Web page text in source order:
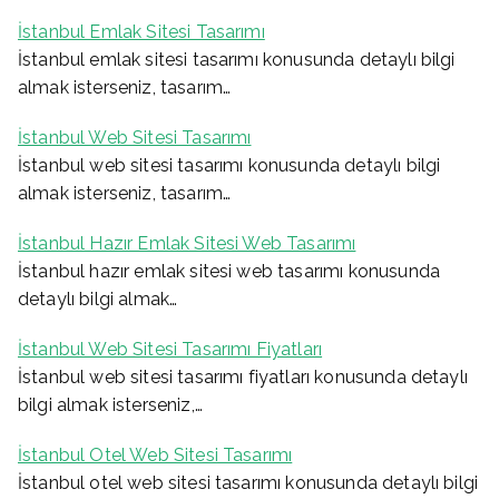
İstanbul Emlak Sitesi Tasarımı
İstanbul emlak sitesi tasarımı konusunda detaylı bilgi
almak isterseniz, tasarım…
İstanbul Web Sitesi Tasarımı
İstanbul web sitesi tasarımı konusunda detaylı bilgi
almak isterseniz, tasarım…
İstanbul Hazır Emlak Sitesi Web Tasarımı
İstanbul hazır emlak sitesi web tasarımı konusunda
detaylı bilgi almak…
İstanbul Web Sitesi Tasarımı Fiyatları
İstanbul web sitesi tasarımı fiyatları konusunda detaylı
bilgi almak isterseniz,…
İstanbul Otel Web Sitesi Tasarımı
İstanbul otel web sitesi tasarımı konusunda detaylı bilgi